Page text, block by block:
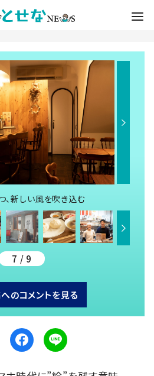
新しい風を吹き込む
7 / 9
のコメントを見る